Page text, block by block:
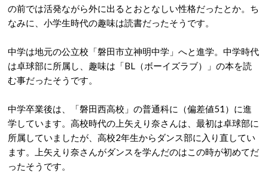
の前では活発ながら外に出るとおとなしい性格だったとか。ち
なみに、小学生時代の趣味は読書だったそうです。
中学は地元の公立校「磐田市立神明中学」へと進学。中学時代
は卓球部に所属し、趣味は「BL（ボーイズラブ）」の本を読
む事だったそうです。
中学卒業後は、「磐田西高校」の普通科に（偏差値51）に進
学しています。高校時代の上矢えり奈さんは、最初は卓球部に
所属していましたが、高校2年生からダンス部に入り直してい
ます。上矢えり奈さんがダンスを学んだのはこの時が初めてだ
ったそうです。